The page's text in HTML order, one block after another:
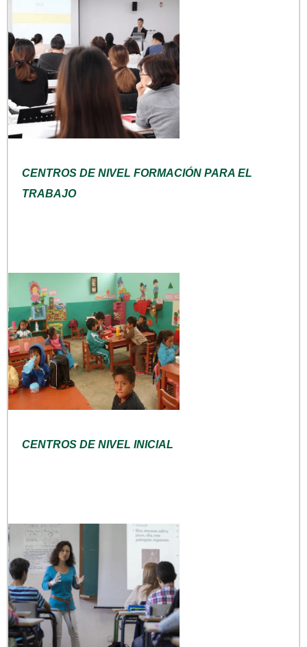
CENTROS DE NIVEL FORMACIÓN PARA EL
TRABAJO
CENTROS DE NIVEL INICIAL